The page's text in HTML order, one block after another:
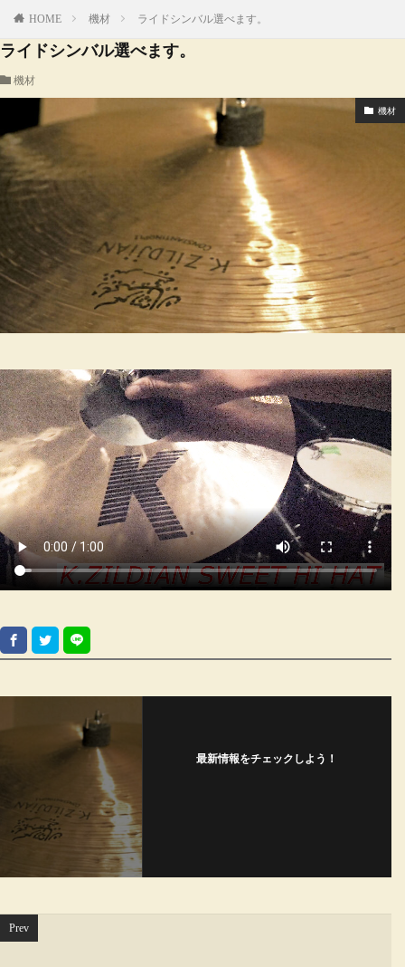
HOME 機材 ライドシンバル選べます。
ライドシンバル選べます。
機材
機材
最新情報をチェックしよう！
Prev